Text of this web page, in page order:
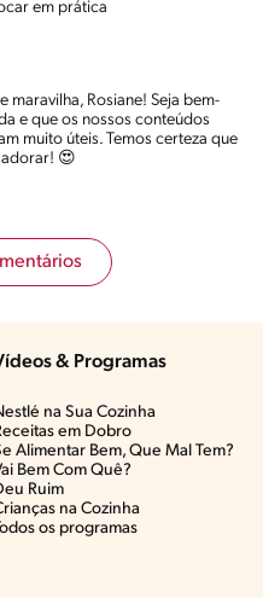
em prática
maravilha, Rosiane! Seja bem-
e que os nossos conteúdos
muito úteis. Temos certeza que
adorar! 😍
& Programas​
na Sua Cozinha
em Dobro
Alimentar Bem, Que Mal Tem?​
Bem Com Quê?​
Ruim​
na Cozinha​
os programas